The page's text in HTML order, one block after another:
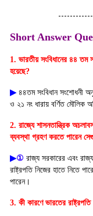
Short Answer
1. ভারতীয় সংবিধানের ৪৪ তম
হয়েছে?
▶ ৪৪তম সংবিধান সংশোধনী
ও ২১ নং ধারায় বর্ণিত মৌলিক
2. রাজ্যে শাসনতান্ত্রিক
ব্যবস্থা গ্রহণ করতে পারেন
▶① রাজ্য সরকারের এবং
রাষ্ট্রপতি নিজের হাতে নিতে
পারেন।
3. কী কারণে ভারতের